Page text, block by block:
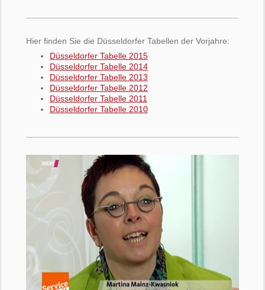
Hier finden Sie die Düsseldorfer Tabellen der Vorjahre:
Düsseldorfer Tabelle 2015
Düsseldorfer Tabelle 2014
Düsseldorfer Tabelle 2013
Düsseldorfer Tabelle 2012
Düsseldorfer Tabelle 2011
Düsseldorfer Tabelle 2010